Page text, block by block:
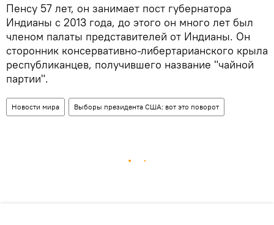
Пенсу 57 лет, он занимает пост губернатора
Индианы с 2013 года, до этого он много лет был
членом палаты представителей от Индианы. Он
сторонник консервативно-либертарианского крыла
республиканцев, получившего название "чайной
партии".
Новости мира Выборы президента США: вот это поворот